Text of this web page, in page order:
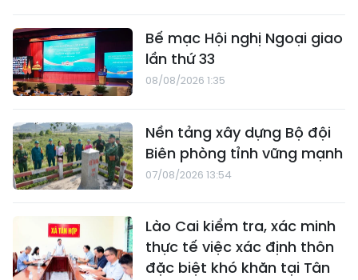
Bế mạc Hội nghị Ngoại giao
lần thứ 33
08/08/2026 1:35
Nền tảng xây dựng Bộ đội
Biên phòng tỉnh vững mạnh
07/08/2026 13:54
Lào Cai kiểm tra, xác minh
thực tế việc xác định thôn
đặc biệt khó khăn tại Tân